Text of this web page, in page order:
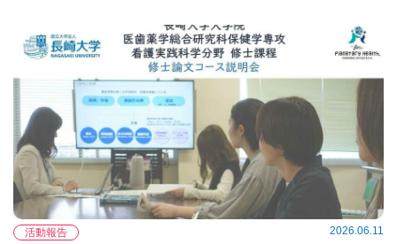
活動報告 2026.06.11